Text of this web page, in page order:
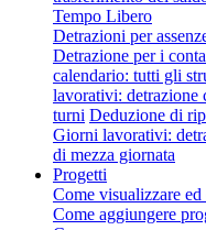
Tempo Libero
Detrazioni per
Detrazione per i
calendario: tutti gli
lavorativi: detrazione
turni Deduzione di
Giorni lavorativi:
di mezza giornata
Progetti
Come visualizzare
Come aggiungere